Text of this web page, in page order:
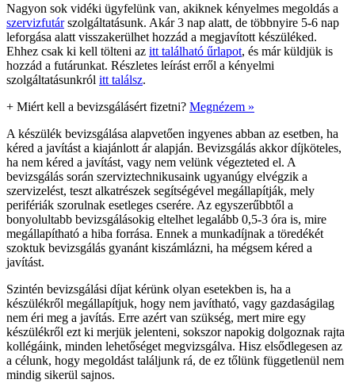
Nagyon sok vidéki ügyfelünk van, akiknek kényelmes megoldás a
szervizfutárszolgáltatásunk. Akár 3 nap alatt, de többnyire 5-6 nap
leforgása alatt visszakerülhet hozzád a megjavított készüléked.
Ehhez csak ki kell tölteni az itt található űrlapot, és már küldjük is
hozzád a futárunkat. Részletes leírást erről a kényelmi
szolgáltatásunkról itt találsz.
+ Miért kell a bevizsgálásért fizetni? Megnézem »
A készülék bevizsgálása alapvetően ingyenes abban az esetben, ha
kéred a javítást a kiajánlott ár alapján. Bevizsgálás akkor díjköteles,
ha nem kéred a javítást, vagy nem velünk végezteted el. A
bevizsgálás során szerviztechnikusaink ugyanúgy elvégzik a
szervizelést, teszt alkatrészek segítségével megállapítják, mely
perifériák szorulnak esetleges cserére. Az egyszerűbbtől a
bonyolultabb bevizsgálásokig eltelhet legalább 0,5-3 óra is, mire
megállapítható a hiba forrása. Ennek a munkadíjnak a töredékét
szoktuk bevizsgálás gyanánt kiszámlázni, ha mégsem kéred a
javítást.
Szintén bevizsgálási díjat kérünk olyan esetekben is, ha a
készülékről megállapítjuk, hogy nem javítható, vagy gazdaságilag
nem éri meg a javítás. Erre azért van szükség, mert mire egy
készülékről ezt ki merjük jelenteni, sokszor napokig dolgoznak rajta
kollégáink, minden lehetőséget megvizsgálva. Hisz elsődlegesen az
a célunk, hogy megoldást találjunk rá, de ez tőlünk függetlenül nem
mindig sikerül sajnos.